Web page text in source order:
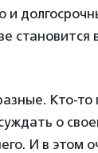
Кто-
о
И в этом